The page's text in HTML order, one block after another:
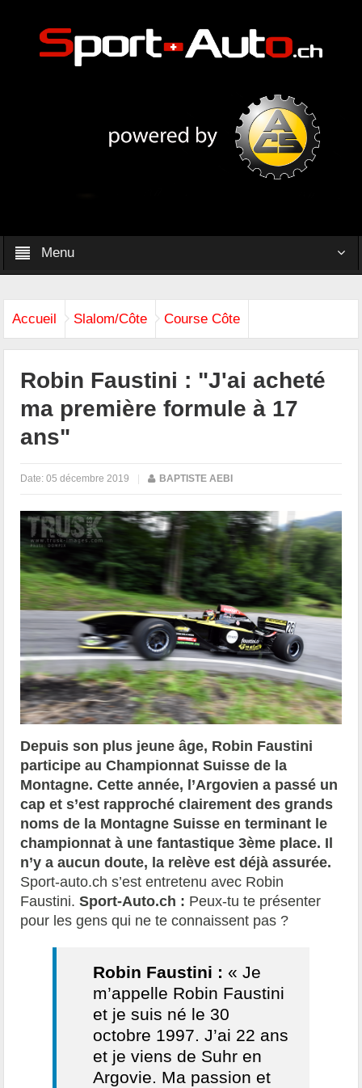
Menu
Accueil Slalom/Côte Course Côte
Robin Faustini : "J'ai acheté
ma première formule à 17
ans"
Date:05 décembre 2019 | BAPTISTE AEBI
Depuis son plus jeune âge, Robin Faustini
participe au Championnat Suisse de la
Montagne. Cette année, l’Argovien a passé un
cap et s’est rapproché clairement des grands
noms de la Montagne Suisse en terminant le
championnat à une fantastique 3ème place. Il
n’y a aucun doute, la relève est déjà assurée.
Sport-auto.ch s’est entretenu avec Robin
Faustini.Sport-Auto.ch : Peux-tu te présenter
pour les gens qui ne te connaissent pas ?
Robin Faustini : « Je
m’appelle Robin Faustini
et je suis né le 30
octobre 1997. J’ai 22 ans
et je viens de Suhr en
Argovie. Ma passion et